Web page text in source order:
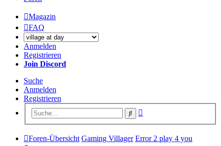
Magazin
FAQ
Anmelden
Registrieren
Join Discord
Suche
Anmelden
Registrieren
Suche
Foren-Übersicht Gaming Villager Error 2 play 4 you